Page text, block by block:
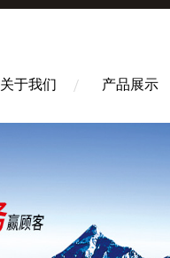
关于我们 产品展示